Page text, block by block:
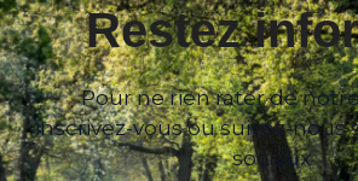
Restez
Pour ne rien rater de
inscrivez-vous ou suivez-nous
sociaux